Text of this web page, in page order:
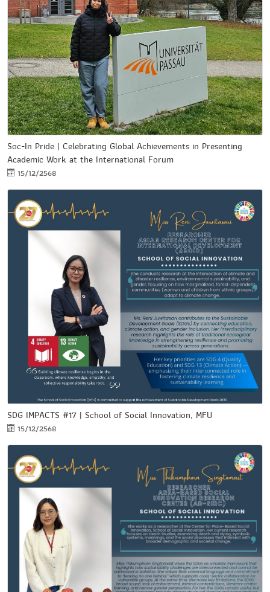
Soc-In Pride | Celebrating Global Achievements in Presenting
Academic Work at the International Forum
15/12/2568
SDG IMPACTS #17 | School of Social Innovation, MFU
15/12/2568